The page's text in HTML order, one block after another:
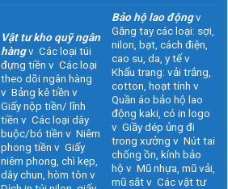
Vật tư kho quỹ ngân
hàngv Các loại túi
đựng tiền v Các loại
theo dõi ngân hàng
v Bảng kê tiền v
Giấy nộp tiền/ lĩnh
tiền v Các loại dây
buộc/bó tiền v Niêm
phong tiền v Giấy
niêm phong, chì kẹp,
dây chun, hòm tôn v
Bảo hộ lao độngv
Găng tay các loại: sợi,
nilon, bạt, cách điện,
cao su, da, y tế v
Khẩu trang: vải trắng,
cotton, hoạt tính v
Quần áo bảo hộ lao
động kaki, có in logo
v Giầy dép ủng đi
trong xưởng v Nút tai
chống ồn, kính bảo
hộ v Mũ nhựa, mũ vải,
mũ sắt v Các vật tư